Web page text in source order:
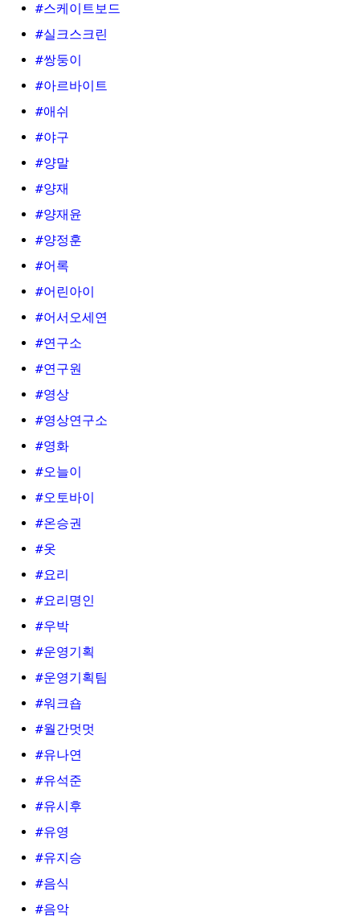
#스케이트보드
#실크스크린
#쌍둥이
#아르바이트
#애쉬
#야구
#양말
#양재
#양재윤
#양정훈
#어록
#어린아이
#어서오세연
#연구소
#연구원
#영상
#영상연구소
#영화
#오늘이
#오토바이
#온승권
#옷
#요리
#요리명인
#우박
#운영기획
#운영기획팀
#워크숍
#월간멋멋
#유나연
#유석준
#유시후
#유영
#유지승
#음식
#음악